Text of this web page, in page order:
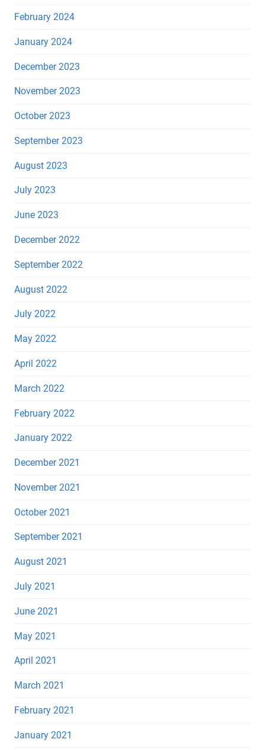
February 2024
January 2024
December 2023
November 2023
October 2023
September 2023
August 2023
July 2023
June 2023
December 2022
September 2022
August 2022
July 2022
May 2022
April 2022
March 2022
February 2022
January 2022
December 2021
November 2021
October 2021
September 2021
August 2021
July 2021
June 2021
May 2021
April 2021
March 2021
February 2021
January 2021